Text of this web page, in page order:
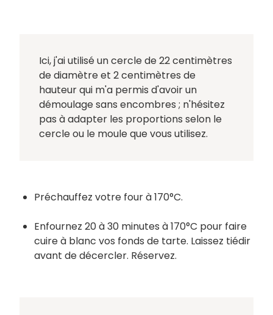
Ici, j'ai utilisé un cercle de 22 centimètres
de diamètre et 2 centimètres de
hauteur qui m'a permis d'avoir un
démoulage sans encombres ; n'hésitez
pas à adapter les proportions selon le
cercle ou le moule que vous utilisez.
Préchauffez votre four à 170°C.
Enfournez 20 à 30 minutes à 170°C pour faire
cuire à blanc vos fonds de tarte. Laissez tiédir
avant de décercler. Réservez.